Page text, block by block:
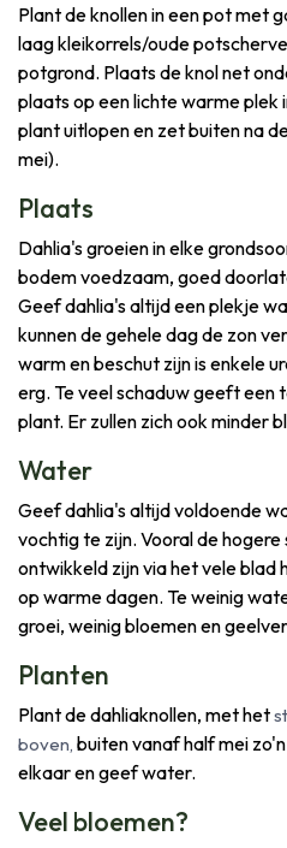
Plant de knollen in een pot met
laag kleikorrels/oude
potgrond. Plaats de knol net
plaats op een lichte warme plek
plant uitlopen en zet buiten na
mei).
Plaats
Dahlia's groeien in elke
bodem voedzaam, goed
Geef dahlia's altijd een plekje
kunnen de gehele dag de zon
warm en beschut zijn is enkele
erg. Te veel schaduw geeft een
plant. Er zullen zich ook minder
Water
Geef dahlia's altijd voldoende
vochtig te zijn. Vooral de
ontwikkeld zijn via het vele
op warme dagen. Te weinig
groei, weinig bloemen en
Planten
Plant de dahliaknollen, met het
boven, buiten vanaf half mei
elkaar en geef water.
Veel bloemen?